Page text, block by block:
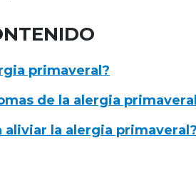
primaveral?
de la alergia primaveral
aliviar la alergia primaveral?